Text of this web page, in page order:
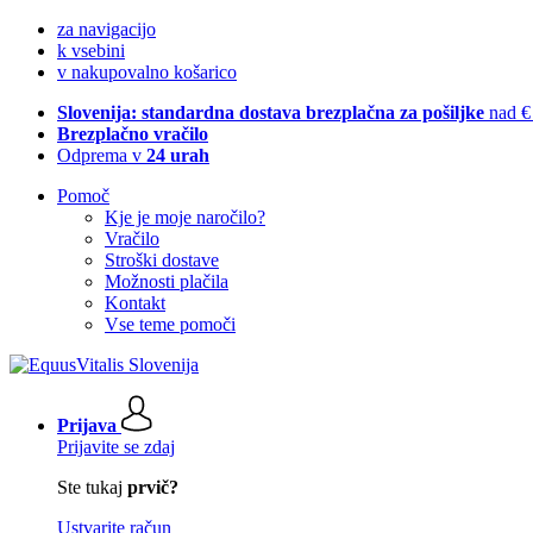
za navigacijo
k vsebini
v nakupovalno košarico
Slovenija: standardna dostava brezplačna za pošiljke nad
Brezplačno vračilo
Odprema v 24 urah
Pomoč
Kje je moje naročilo?
Vračilo
Stroški dostave
Možnosti plačila
Kontakt
Vse teme pomoči
Prijava
Prijavite se zdaj
Ste tukaj prvič?
Ustvarite račun